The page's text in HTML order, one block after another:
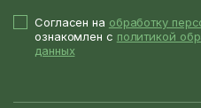
Согласен на обработку
ознакомлен с политикой
данных